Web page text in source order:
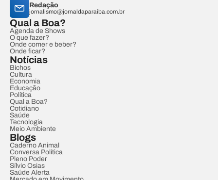
Redação
jornalismo@jornaldaparaiba.com.br
Qual a Boa?
Agenda de Shows
O que fazer?
Onde comer e beber?
Onde ficar?
Notícias
Bichos
Cultura
Economia
Educação
Política
Qual a Boa?
Cotidiano
Saúde
Tecnologia
Meio Ambiente
Blogs
Caderno Animal
Conversa Política
Pleno Poder
Sílvio Osias
Saúde Alerta